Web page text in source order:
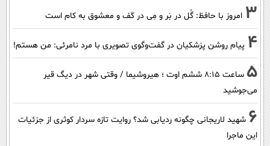
3 امروز با حافظ: گُل در بَر و مِی در کَف و معشوق به کام است
4 پیام روشن پزشکیان در گفت‌و‌گوی تصویری با مرد نامرئی: من هستم!
5
ساعت ۸:۱۵ ششم اوت ؛ هیروشیما / وقتی شهر در دیگ قیر
می‌جوشید
6 شهید لاریجانی چگونه ردیابی شد؟ روایت تازه سردار کوثری از جزئیات
این ماجرا